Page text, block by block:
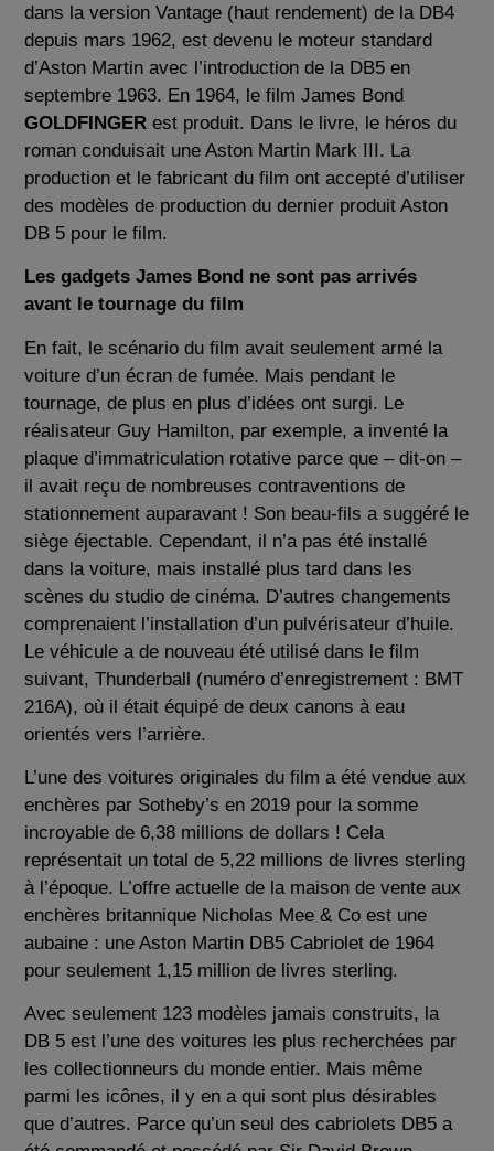
dans la version Vantage (haut rendement) de la DB4
depuis mars 1962, est devenu le moteur standard
d’Aston Martin avec l’introduction de la DB5 en
septembre 1963. En 1964, le film James Bond
GOLDFINGER est produit. Dans le livre, le héros du
roman conduisait une Aston Martin Mark III. La
production et le fabricant du film ont accepté d’utiliser
des modèles de production du dernier produit Aston
DB 5 pour le film.
Les gadgets James Bond ne sont pas arrivés
avant le tournage du film
En fait, le scénario du film avait seulement armé la
voiture d’un écran de fumée. Mais pendant le
tournage, de plus en plus d’idées ont surgi. Le
réalisateur Guy Hamilton, par exemple, a inventé la
plaque d’immatriculation rotative parce que – dit-on –
il avait reçu de nombreuses contraventions de
stationnement auparavant ! Son beau-fils a suggéré le
siège éjectable. Cependant, il n’a pas été installé
dans la voiture, mais installé plus tard dans les
scènes du studio de cinéma. D’autres changements
comprenaient l’installation d’un pulvérisateur d’huile.
Le véhicule a de nouveau été utilisé dans le film
suivant, Thunderball (numéro d’enregistrement : BMT
216A), où il était équipé de deux canons à eau
orientés vers l’arrière.
L’une des voitures originales du film a été vendue aux
enchères par Sotheby’s en 2019 pour la somme
incroyable de 6,38 millions de dollars ! Cela
représentait un total de 5,22 millions de livres sterling
à l’époque. L’offre actuelle de la maison de vente aux
enchères britannique Nicholas Mee & Co est une
aubaine : une Aston Martin DB5 Cabriolet de 1964
pour seulement 1,15 million de livres sterling.
Avec seulement 123 modèles jamais construits, la
DB 5 est l’une des voitures les plus recherchées par
les collectionneurs du monde entier. Mais même
parmi les icônes, il y en a qui sont plus désirables
que d’autres. Parce qu’un seul des cabriolets DB5 a